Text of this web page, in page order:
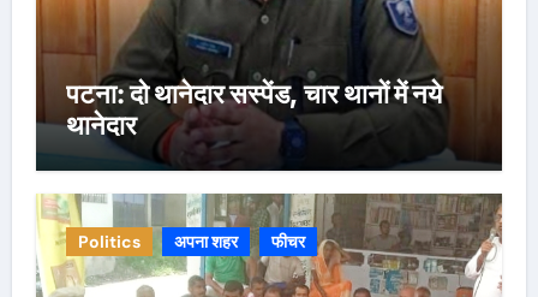
पटना: दो थानेदार सस्पेंड, चार थानों में नये
थानेदार
Politics अपना शहर फीचर